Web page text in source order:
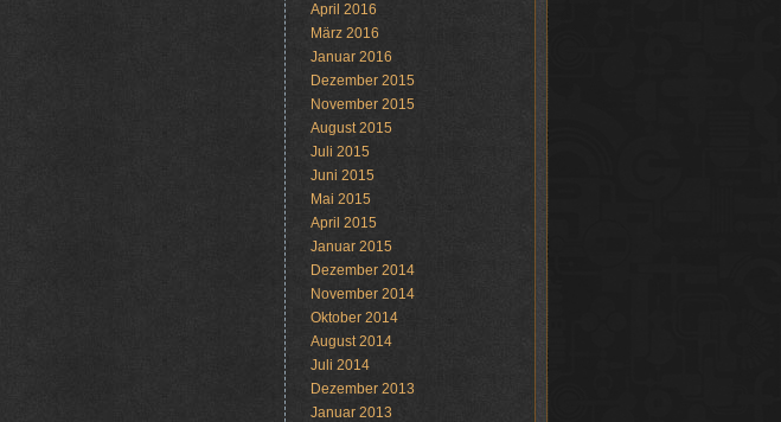
April 2016
März 2016
Januar 2016
Dezember 2015
November 2015
August 2015
Juli 2015
Juni 2015
Mai 2015
April 2015
Januar 2015
Dezember 2014
November 2014
Oktober 2014
August 2014
Juli 2014
Dezember 2013
Januar 2013